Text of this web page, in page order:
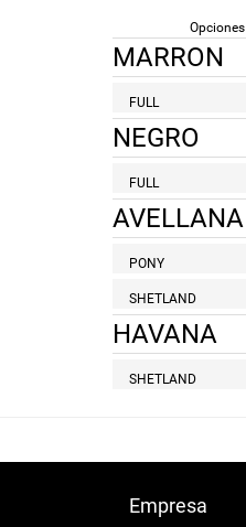
Opciones
MARRON
FULL
NEGRO
FULL
AVELLANA
PONY
SHETLAND
HAVANA
SHETLAND
Empresa